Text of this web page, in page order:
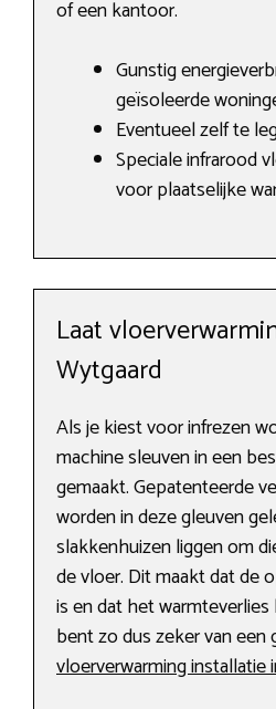
of een kantoor.
Gunstig
geïsoleerde
Eventueel zelf te
Speciale infrarood
voor plaatselijke
Laat
Wytgaard
Als je kiest voor infrezen
machine sleuven in een
gemaakt. Gepatenteerde
worden in deze gleuven
slakkenhuizen liggen om
de vloer. Dit maakt dat de
is en dat het
bent zo dus zeker van een
vloerverwarming installatie